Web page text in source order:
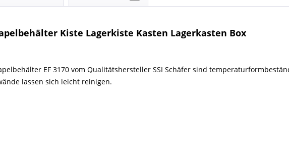
Kiste Lagerkiste Kasten Lagerkasten Box
EF 3170 vom Qualitätshersteller SSI Schäfer sind
lassen sich leicht reinigen.